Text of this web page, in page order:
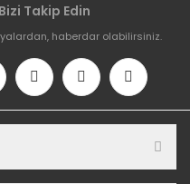
Takip Edin
haberdar olabilirsiniz.